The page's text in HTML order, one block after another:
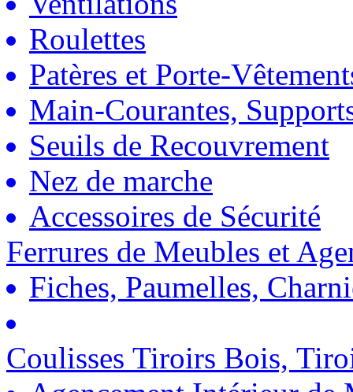
Roulettes
Patères et Porte-
Main-Courantes,
Seuils de Recouvrement
Nez de marche
Accessoires de Sécurité
Ferrures de Meubles et
Fiches, Paumelles,
Coulisses Tiroirs Bois,